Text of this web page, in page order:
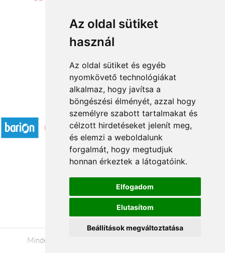
Az oldal sütiket
használ
Az oldal sütiket és egyéb
nyomkövető technológiákat
alkalmaz, hogy javítsa a
böngészési élményét, azzal hogy
személyre szabott tartalmakat és
célzott hirdetéseket jelenít meg,
és elemzi a weboldalunk
forgalmát, hogy megtudjuk
honnan érkeztek a látogatóink.
Elfogadom
Elutasítom
Beállítások megváltoztatása
1 2
Elfogadott fizetési módok
Á.SZ.F.
Impresszum
Adatkezelési tájékoztató
Minden jog fenntartva © 2026 |